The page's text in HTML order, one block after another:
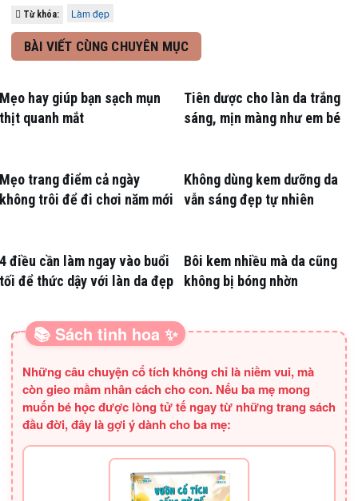
Từ khóa: Làm đẹp
BÀI VIẾT CÙNG CHUYÊN MỤC
Mẹo hay giúp bạn sạch mụn
thịt quanh mắt
Tiên dược cho làn da trắng
sáng, mịn màng như em bé
Mẹo trang điểm cả ngày
không trôi để đi chơi năm mới
Không dùng kem dưỡng da
vẫn sáng đẹp tự nhiên
4 điều cần làm ngay vào buổi
tối để thức dậy với làn da đẹp
Bôi kem nhiều mà da cũng
không bị bóng nhờn
SÁCH HAY CHO BA MẸ
📚 Sách tinh hoa ✨
Những câu chuyện cổ tích không chỉ là niềm vui, mà
còn gieo mầm nhân cách cho con. Nếu ba mẹ mong
muốn bé học được lòng tử tế ngay từ những trang sách
đầu đời, đây là gợi ý dành cho ba mẹ: